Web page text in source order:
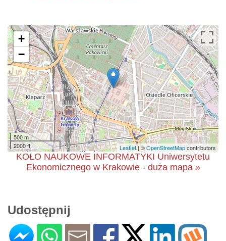
+
−
500 m
2000 ft
Leaflet| ©OpenStreetMapcontributors
KOŁO NAUKOWE INFORMATYKI Uniwersytetu
Ekonomicznego w Krakowie - duża mapa »
Udostępnij